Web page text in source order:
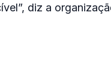
diz a